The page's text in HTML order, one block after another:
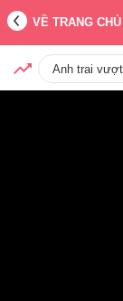
VỀ TRANG CHỦ
Anh trai